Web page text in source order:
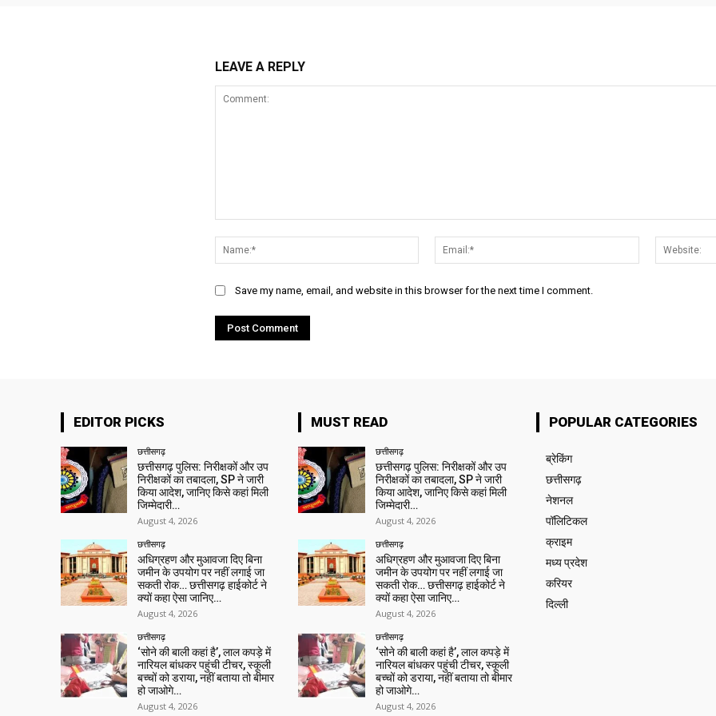
LEAVE A REPLY
Name:*
Email:*
Save my name, email, and website in this browser for the next time I comment.
EDITOR PICKS
छत्तीसगढ़
छत्तीसगढ़ पुलिस: निरीक्षकों और उप
निरीक्षकों का तबादला, SP ने जारी
किया आदेश, जानिए किसे कहां मिली
जिम्मेदारी…
August 4, 2026
छत्तीसगढ़
अधिग्रहण और मुआवजा दिए बिना
जमीन के उपयोग पर नहीं लगाई जा
सकती रोक… छत्तीसगढ़ हाईकोर्ट ने
क्यों कहा ऐसा जानिए…
August 4, 2026
छत्तीसगढ़
‘सोने की बाली कहां है’, लाल कपड़े में
नारियल बांधकर पहुंची टीचर, स्कूली
बच्चों को डराया, नहीं बताया तो बीमार
हो जाओगे…
August 4, 2026
MUST READ
छत्तीसगढ़
छत्तीसगढ़ पुलिस: निरीक्षकों और उप
निरीक्षकों का तबादला, SP ने जारी
किया आदेश, जानिए किसे कहां मिली
जिम्मेदारी…
August 4, 2026
छत्तीसगढ़
अधिग्रहण और मुआवजा दिए बिना
जमीन के उपयोग पर नहीं लगाई जा
सकती रोक… छत्तीसगढ़ हाईकोर्ट ने
क्यों कहा ऐसा जानिए…
August 4, 2026
छत्तीसगढ़
‘सोने की बाली कहां है’, लाल कपड़े में
नारियल बांधकर पहुंची टीचर, स्कूली
बच्चों को डराया, नहीं बताया तो बीमार
हो जाओगे…
August 4, 2026
POPULAR CATEGORIES
ब्रेकिंग
छत्तीसगढ़
नेशनल
पॉलिटिकल
क्राइम
मध्य प्रदेश
करियर
दिल्ली